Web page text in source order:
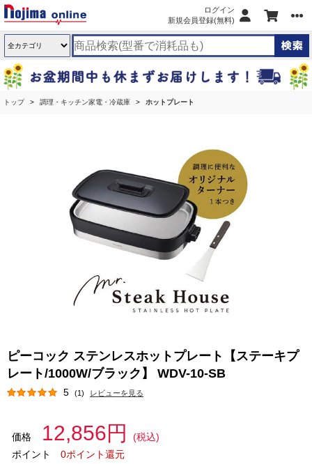
ログイン
新規会員登録(無料)
トップ 調理・キッチン家電・冷蔵庫 ホットプレート
ピーコック ステンレスホットプレート【ステーキプ
レート/1000W/ブラック】 WDV-10-SB
5 (1) レビューを見る
価格 12,856円
(税込)
ポイント
0ポイント還元